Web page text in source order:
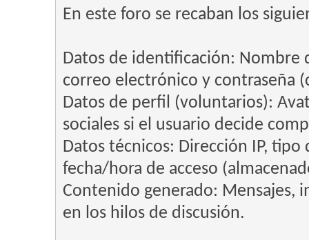
En este foro se recaban los
Datos de identificación: Nombre
correo electrónico y contraseña
Datos de perfil (voluntarios):
sociales si el usuario decide
Datos técnicos: Dirección IP,
fecha/hora de acceso
Contenido generado: Mensajes,
en los hilos de discusión.